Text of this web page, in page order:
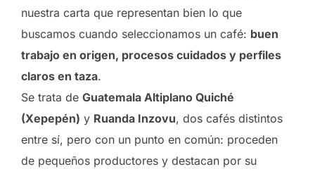
nuestra carta que representan bien lo que
buscamos cuando seleccionamos un café: buen
trabajo en origen, procesos cuidados y perfiles
claros en taza.
Se trata de Guatemala Altiplano Quiché
(Xepepén) y Ruanda Inzovu, dos cafés distintos
entre sí, pero con un punto en común: proceden
de pequeños productores y destacan por su